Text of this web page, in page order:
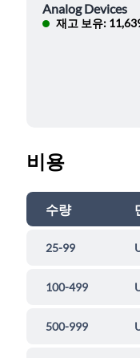
Analog Devices
재고 보유:
비용
수량
25-99
100-499
500-999